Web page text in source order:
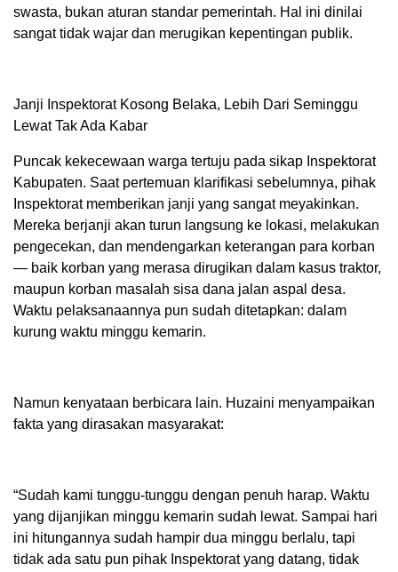
swasta, bukan aturan standar pemerintah. Hal ini dinilai
sangat tidak wajar dan merugikan kepentingan publik.
Janji Inspektorat Kosong Belaka, Lebih Dari Seminggu
Lewat Tak Ada Kabar
Puncak kekecewaan warga tertuju pada sikap Inspektorat
Kabupaten. Saat pertemuan klarifikasi sebelumnya, pihak
Inspektorat memberikan janji yang sangat meyakinkan.
Mereka berjanji akan turun langsung ke lokasi, melakukan
pengecekan, dan mendengarkan keterangan para korban
— baik korban yang merasa dirugikan dalam kasus traktor,
maupun korban masalah sisa dana jalan aspal desa.
Waktu pelaksanaannya pun sudah ditetapkan: dalam
kurung waktu minggu kemarin.
Namun kenyataan berbicara lain. Huzaini menyampaikan
fakta yang dirasakan masyarakat:
“Sudah kami tunggu-tunggu dengan penuh harap. Waktu
yang dijanjikan minggu kemarin sudah lewat. Sampai hari
ini hitungannya sudah hampir dua minggu berlalu, tapi
tidak ada satu pun pihak Inspektorat yang datang, tidak